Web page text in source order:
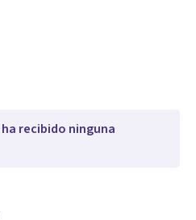
recibido ninguna